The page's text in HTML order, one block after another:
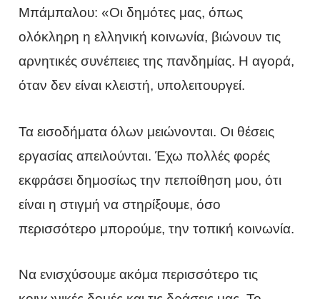
Μπάμπαλου: «Οι δημότες μας, όπως
ολόκληρη η ελληνική κοινωνία, βιώνουν τις
αρνητικές συνέπειες της πανδημίας. Η αγορά,
όταν δεν είναι κλειστή, υπολειτουργεί.
Τα εισοδήματα όλων μειώνονται. Οι θέσεις
εργασίας απειλούνται. Έχω πολλές φορές
εκφράσει δημοσίως την πεποίθηση μου, ότι
είναι η στιγμή να στηρίξουμε, όσο
περισσότερο μπορούμε, την τοπική κοινωνία.
Να ενισχύσουμε ακόμα περισσότερο τις